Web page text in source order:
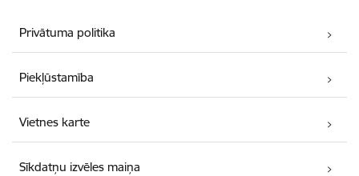
Privātuma politika
Piekļūstamība
Vietnes karte
Sīkdatņu izvēles maiņa